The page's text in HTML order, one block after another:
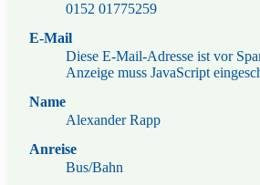
0152 01775259
E-Mail
Diese E-Mail-Adresse ist vor
Anzeige muss JavaScript
Name
Alexander Rapp
Anreise
Bus/Bahn